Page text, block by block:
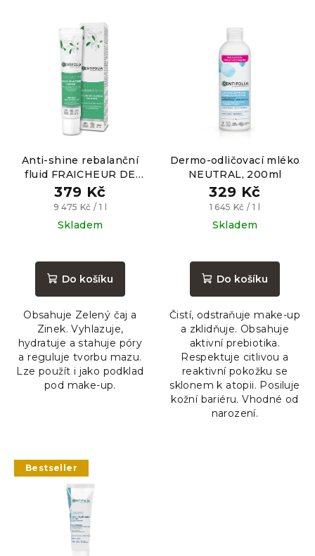
Anti-shine rebalanční
fluid FRAICHEUR DE
THÉ, 40ml
379 Kč
Měrná
cena:
9 475 Kč / 1 l
Skladem
hodnocení
produktu
z
5
hvězdiček.
Do košíku
Obsahuje Zelený čaj a
Zinek. Vyhlazuje,
hydratuje a stahuje póry
a reguluje tvorbu mazu.
Lze použít i jako podklad
pod make-up.
Dermo-odličovací mléko
NEUTRAL, 200ml
329 Kč
Měrná
cena:
1 645 Kč / 1 l
Skladem
hodnocení
produktu
z
5
hvězdiček.
Do košíku
Čistí, odstraňuje make-up
a zklidňuje. Obsahuje
aktivní prebiotika.
Respektuje citlivou a
reaktivní pokožku se
sklonem k atopii. Posiluje
kožní bariéru. Vhodné od
narození.
Bestseller